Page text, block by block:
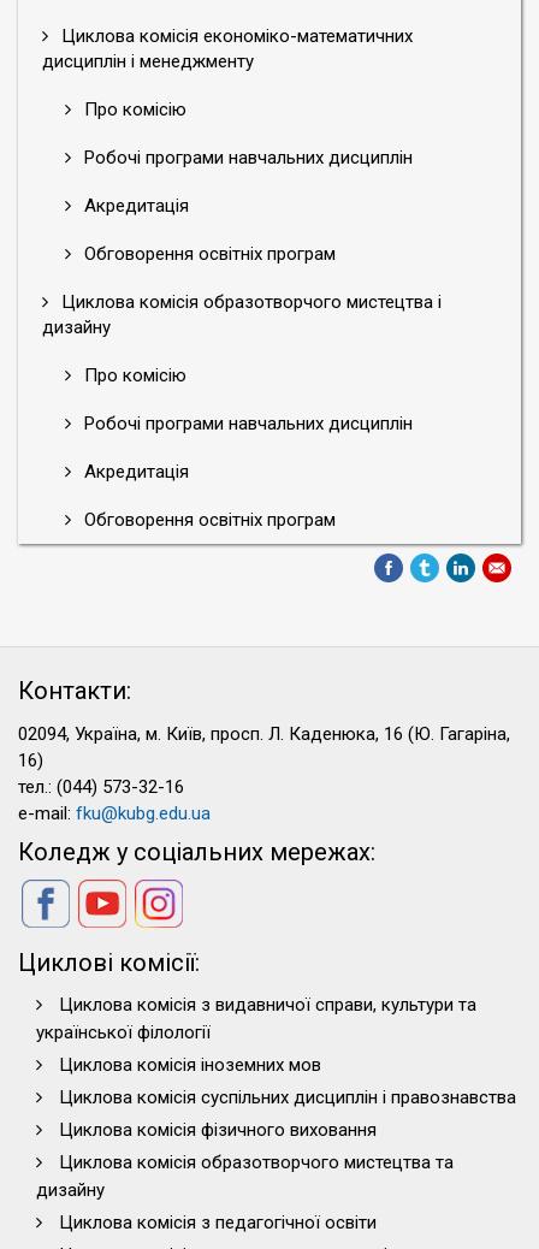
Циклова комісія економіко-математичних
дисциплін і менеджменту
Про комісію
Робочі програми навчальних дисциплін
Акредитація
Обговорення освітніх програм
Циклова комісія образотворчого мистецтва і
дизайну
Про комісію
Робочі програми навчальних дисциплін
Акредитація
Обговорення освітніх програм
присутні
активно
питання,
обмінювались
думками,
дискутували,
висловлював
бачення
щодо
бібліотеки
сучасному
цифровому
Учасники
конференції
те,
що
завдяки
бібліотекам,
людство
має
можливість
поглиблювати
свої
знання,
ерудицію,
поінформованість,
істотно
розширювати
зону
комунікативності.
Особливий
інтерес
учасників
конференції
викликала
Контакти:
02094, Україна, м. Київ, просп. Л. Каденюка, 16 (Ю. Гагаріна,
16)
тел.: (044) 573-32-16
e-mail: fku@kubg.edu.ua
Коледж у соціальних мережах:
Циклові комісії:
Циклова комісія з видавничої справи, культури та
української філології
Циклова комісія іноземних мов
Циклова комісія суспільних дисциплін і правознавства
Циклова комісія фізичного виховання
Циклова комісія образотворчого мистецтва та
дизайну
Циклова комісія з педагогічної освіти